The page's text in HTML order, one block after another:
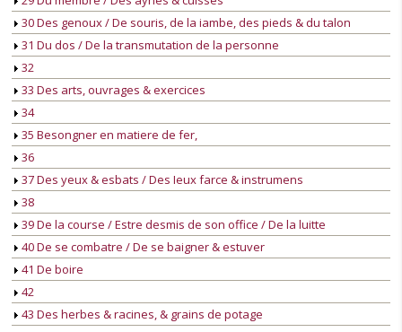
30 Des genoux / De souris, de la iambe, des pieds & du talon
31 Du dos / De la transmutation de la personne
32
33 Des arts, ouvrages & exercices
34
35 Besongner en matiere de fer,
36
37 Des yeux & esbats / Des Ieux farce & instrumens
38
39 De la course / Estre desmis de son office / De la luitte
40 De se combatre / De se baigner & estuver
41 De boire
42
43 Des herbes & racines, & grains de potage